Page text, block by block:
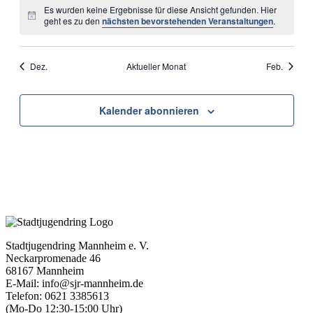
Hinweis
Es wurden keine Ergebnisse für diese Ansicht gefunden. Hier
geht es zu den nächsten bevorstehenden Veranstaltungen.
Dez. Aktueller Monat Feb.
Kalender abonnieren
Stadtjugendring Mannheim e. V.
Neckarpromenade 46
68167 Mannheim
E-Mail: info@sjr-mannheim.de
Telefon: 0621 3385613
(Mo-Do 12:30-15:00 Uhr)